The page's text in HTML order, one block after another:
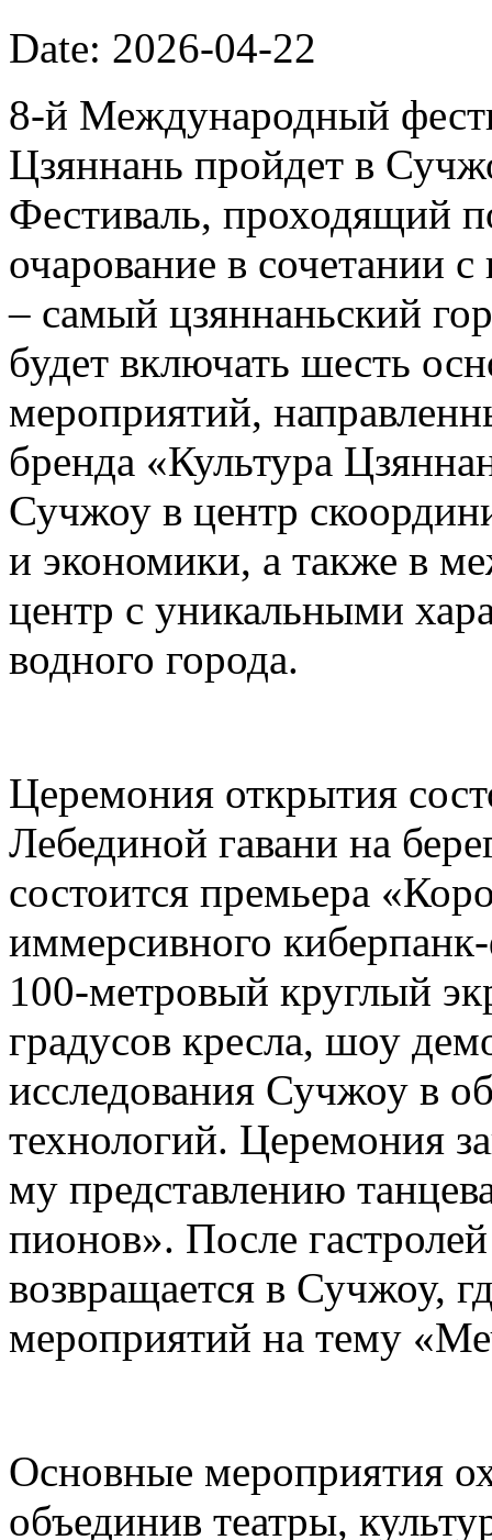
Date: 2026-04-22
8-й Международный
Цзяннань пройдет в
Фестиваль, проходящий
очарование в сочетании
– самый цзяннаньский
будет включать шесть
мероприятий,
бренда «Культура
Сучжоу в центр
и экономики, а также в
центр с уникальными
водного города.
Церемония открытия
Лебединой гавани на
состоится премьера
иммерсивного
100-метровый круглый
градусов кресла, шоу
исследования Сучжоу в
технологий. Церемония
му представлению
пионов». После
возвращается в Сучжоу,
мероприятий на тему
Основные мероприятия
объединив театры,